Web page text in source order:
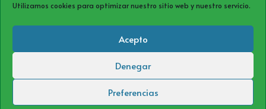
Utilizamos cookies para optimizar nuestro sitio web y nuestro servicio.
Acepto
Denegar
Preferencias
Política de privacidad
Aviso Legal